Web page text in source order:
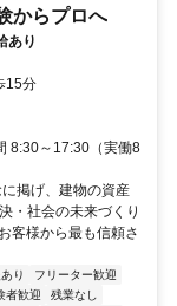
からプロへ
あり
15分
8:30～17:30（実働8
掲げ、建物の資産
・社会の未来づくり
客様から最も信頼さ
り
フリーター歓迎
者歓迎
残業なし